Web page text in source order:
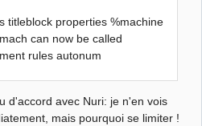
titleblock properties %machine
can now be called
rules autonum
d'accord avec Nuri: je n'en vois
mais pourquoi se limiter !